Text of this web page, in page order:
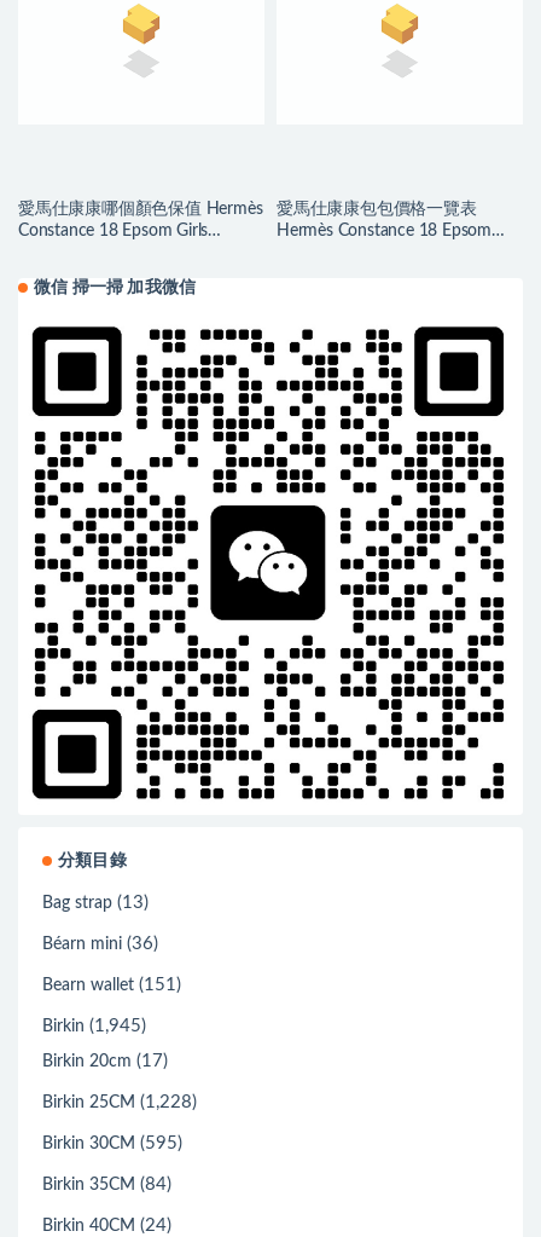
愛馬仕康康哪個顏色保值 Hermès
Constance 18 Epsom Girls
愛馬仕康康包包價格一覽表
Hermès Constance 18 Epsom
微信 掃一掃 加我微信
分類目錄
Bag strap (13)
Béarn mini (36)
Bearn wallet (151)
Birkin (1,945)
Birkin 20cm (17)
Birkin 25CM (1,228)
Birkin 30CM (595)
Birkin 35CM (84)
Birkin 40CM (24)